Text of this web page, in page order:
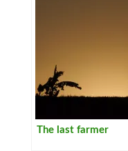
The last farmer